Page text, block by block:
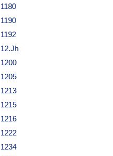
1180
1190
1192
12.Jh
1200
1205
1213
1215
1216
1222
1234